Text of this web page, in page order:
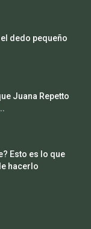
dedo pequeño
Juana Repetto
Esto es lo que
hacerlo